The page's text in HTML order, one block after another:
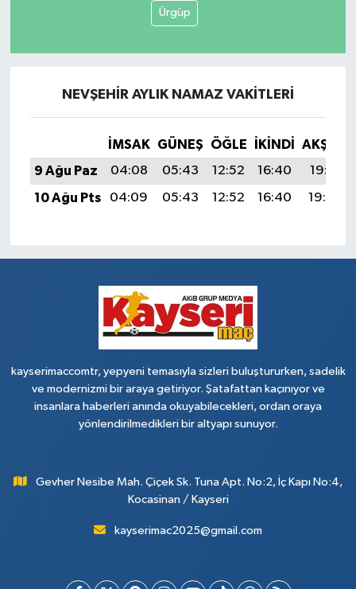
Ürgüp
NEVŞEHIR AYLIK NAMAZ VAKITLERI
İMSAK GÜNEŞ ÖĞLE İKINDI
AKŞAM
9 Ağu Paz
04:08 05:43 12:52 16:40
19:51
10 Ağu Pts
04:09 05:43 12:52 16:40 19:50
kayserimaccomtr, yepyeni temasıyla sizleri buluştururken, sadelik
ve modernizmi bir araya getiriyor. Şatafattan kaçınıyor ve
insanlara haberleri anında okuyabilecekleri, ordan oraya
yönlendirilmedikleri bir altyapı sunuyor.
Gevher Nesibe Mah. Çiçek Sk. Tuna Apt. No:2, İç Kapı No:4,
Kocasinan / Kayseri
kayserimac2025@gmail.com